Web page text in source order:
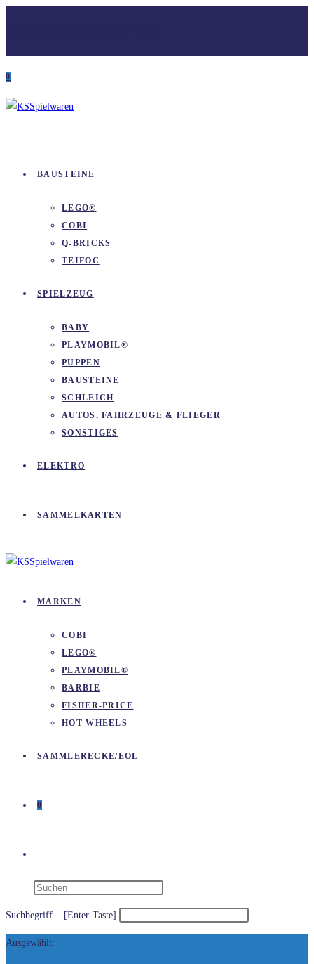
0
BAUSTEINE
LEGO®
COBI
Q-BRICKS
TEIFOC
SPIELZEUG
BABY
PLAYMOBIL®
PUPPEN
BAUSTEINE
SCHLEICH
AUTOS, FAHRZEUGE & FLIEGER
SONSTIGES
ELEKTRO
SAMMELKARTEN
MARKEN
COBI
LEGO®
PLAYMOBIL®
BARBIE
FISHER-PRICE
HOT WHEELS
SAMMLERECKE/EOL
0
Suchbegriff... [Enter-Taste]
Ausgewählt: